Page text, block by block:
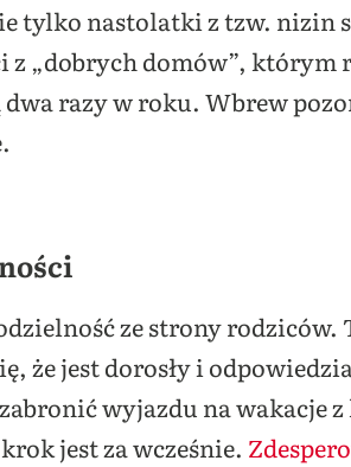
tylko nastolatki z tzw. nizin
z „dobrych domów”,
dwa razy w roku. Wbrew
ze strony
że jest dorosły i
wyjazdu na wakacje
jest za wcześnie.